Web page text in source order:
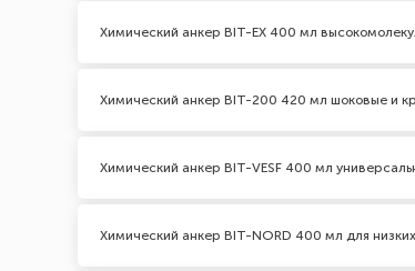
Химический анкер BIT-EX 400 мл
Химический анкер BIT-200 420 мл шоковые и
Химический анкер BIT-VESF 400 мл
Химический анкер BIT-NORD 400 мл для